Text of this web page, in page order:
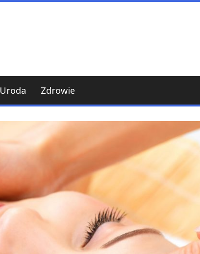
Uroda Zdrowie